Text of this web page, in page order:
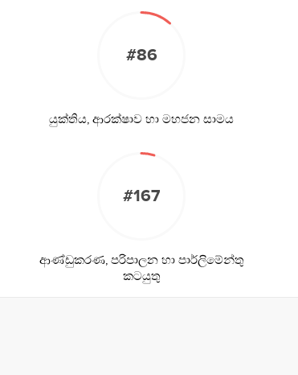
#86
යුක්තිය, ආරක්ෂාව හා මහජන සාමය
#167
ආණ්ඩුකරණ, පරිපාලන හා පාර්ලිමේන්තු
කටයුතු